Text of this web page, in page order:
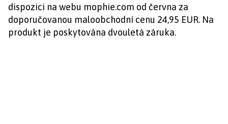
dispozici na webu mophie.com od června za
doporučovanou maloobchodní cenu 24,95 EUR. Na
produkt je poskytována dvouletá záruka.